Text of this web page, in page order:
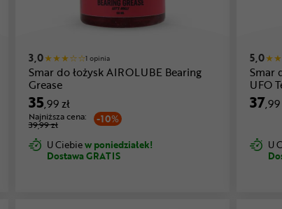
3,0 1 opinia
Smar do łożysk AIROLUBE Bearing
Grease
35,99 zł
-10%
Najniższa cena:
39,99 zł
U Ciebiew poniedziałek!
Dostawa GRATIS
5,0
Smar
UFO
37,99
U